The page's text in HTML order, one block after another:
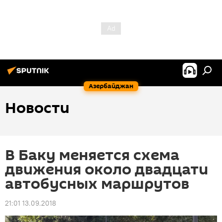
Азербайджан
Новости
В Баку меняется схема
движения около двадцати
автобусных маршрутов
21:01 13.09.2018